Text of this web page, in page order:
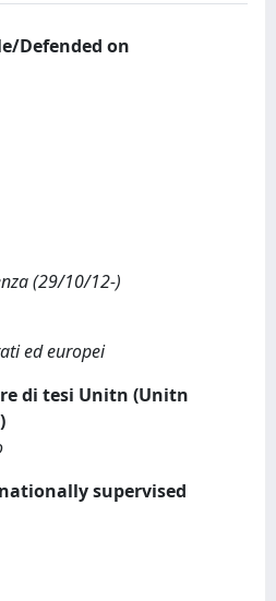
Defended on
(29/10/12-)
ed europei
di tesi Unitn (Unitn
supervised